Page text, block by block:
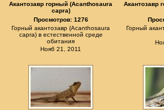
Акантозавр горный (Acanthosaura
capra)
Просмотров: 1276
Горный акантозавр (Acanthosaura
capra) в естественной среде
обитания
Нояб 21, 2011
Акантозавр
Горный